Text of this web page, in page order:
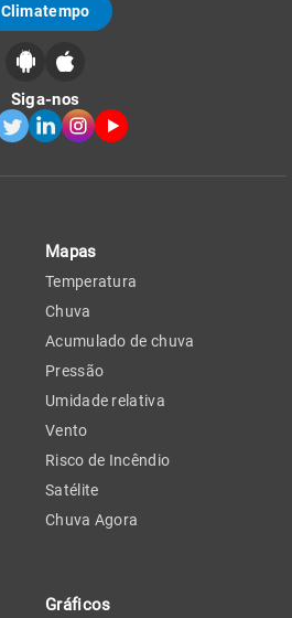
Climatempo
Siga-nos
Mapas
Temperatura
Chuva
Acumulado de chuva
Pressão
Umidade relativa
Vento
Risco de Incêndio
Satélite
Chuva Agora
Gráficos